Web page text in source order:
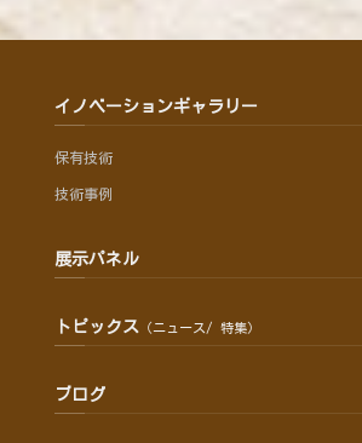
イノベーションギャラリー
保有技術
技術事例
展示パネル
トピックス （ニュース/ 特集）
ブログ